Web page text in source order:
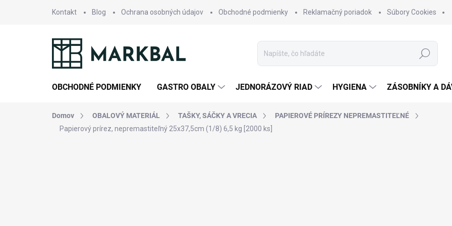
Kontakt Blog Ochrana osobných údajov Obchodné podmienky Reklamačný poriadok Súbory Cookies
Hľadať
OBCHODNÉ PODMIENKY GASTRO OBALY JEDNORÁZOVÝ RIAD HYGIENA ZÁSOBNÍKY A
Domov OBALOVÝ MATERIÁL TAŠKY, SÁČKY A VRECIA
PAPIEROVÉ PRÍREZY NEPREMASTITEĽNÉ
Papierový prírez, nepremastiteľný 25x37,5cm (1/8) 6,5 kg [2000 ks]